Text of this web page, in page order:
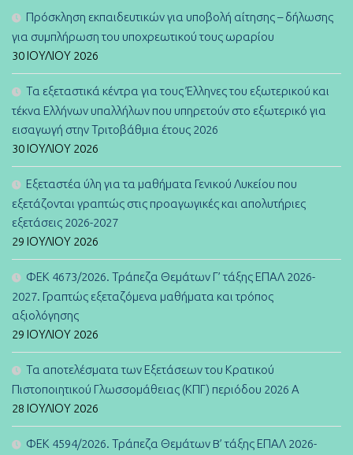
Πρόσκληση εκπαιδευτικών για υποβολή αίτησης – δήλωσης
για συμπλήρωση του υποχρεωτικού τους ωραρίου
30 ΙΟΥΛΊΟΥ 2026
Τα εξεταστικά κέντρα για τους Έλληνες του εξωτερικού και
τέκνα Ελλήνων υπαλλήλων που υπηρετούν στο εξωτερικό για
εισαγωγή στην Τριτοβάθμια έτους 2026
30 ΙΟΥΛΊΟΥ 2026
Εξεταστέα ύλη για τα μαθήματα Γενικού Λυκείου που
εξετάζονται γραπτώς στις προαγωγικές και απολυτήριες
εξετάσεις 2026-2027
29 ΙΟΥΛΊΟΥ 2026
ΦΕΚ 4673/2026. Τράπεζα Θεμάτων Γ’ τάξης ΕΠΑΛ 2026-
2027. Γραπτώς εξεταζόμενα μαθήματα και τρόπος
αξιολόγησης
29 ΙΟΥΛΊΟΥ 2026
Τα αποτελέσματα των Εξετάσεων του Κρατικού
Πιστοποιητικού Γλωσσομάθειας (ΚΠΓ) περιόδου 2026 Α
28 ΙΟΥΛΊΟΥ 2026
ΦΕΚ 4594/2026. Τράπεζα Θεμάτων B’ τάξης ΕΠΑΛ 2026-